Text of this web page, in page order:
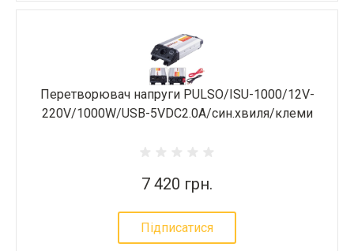
Перетворювач напруги PULSO/ISU-1000/12V-
220V/1000W/USB-5VDC2.0A/син.хвиля/клеми
7 420 грн.
Підписатися